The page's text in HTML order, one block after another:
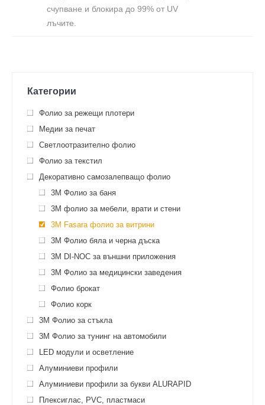
счупване и блокира до 99% от UV
лъчите.
Категории
Фолио за режещи плотери
Медии за печат
Светлоотразително фолио
Фолио за текстил
Декоративно самозалепващо фолио
3M Фолио за баня
3M фолио за мебели, врати и стени
3М Fasara фолио за витрини
3M Фолио бяла и черна дъска
3M DI-NOC за външни приложения
3M Фолио за медицински заведения
Фолио брокат
Фолио корк
3M Фолио за стъкла
3M Фолио за тунинг на автомобили
LED модули и осветление
Алуминиеви профили
Алуминиеви профили за букви ALURAPID
Плексиглас, PVC, пластмаси